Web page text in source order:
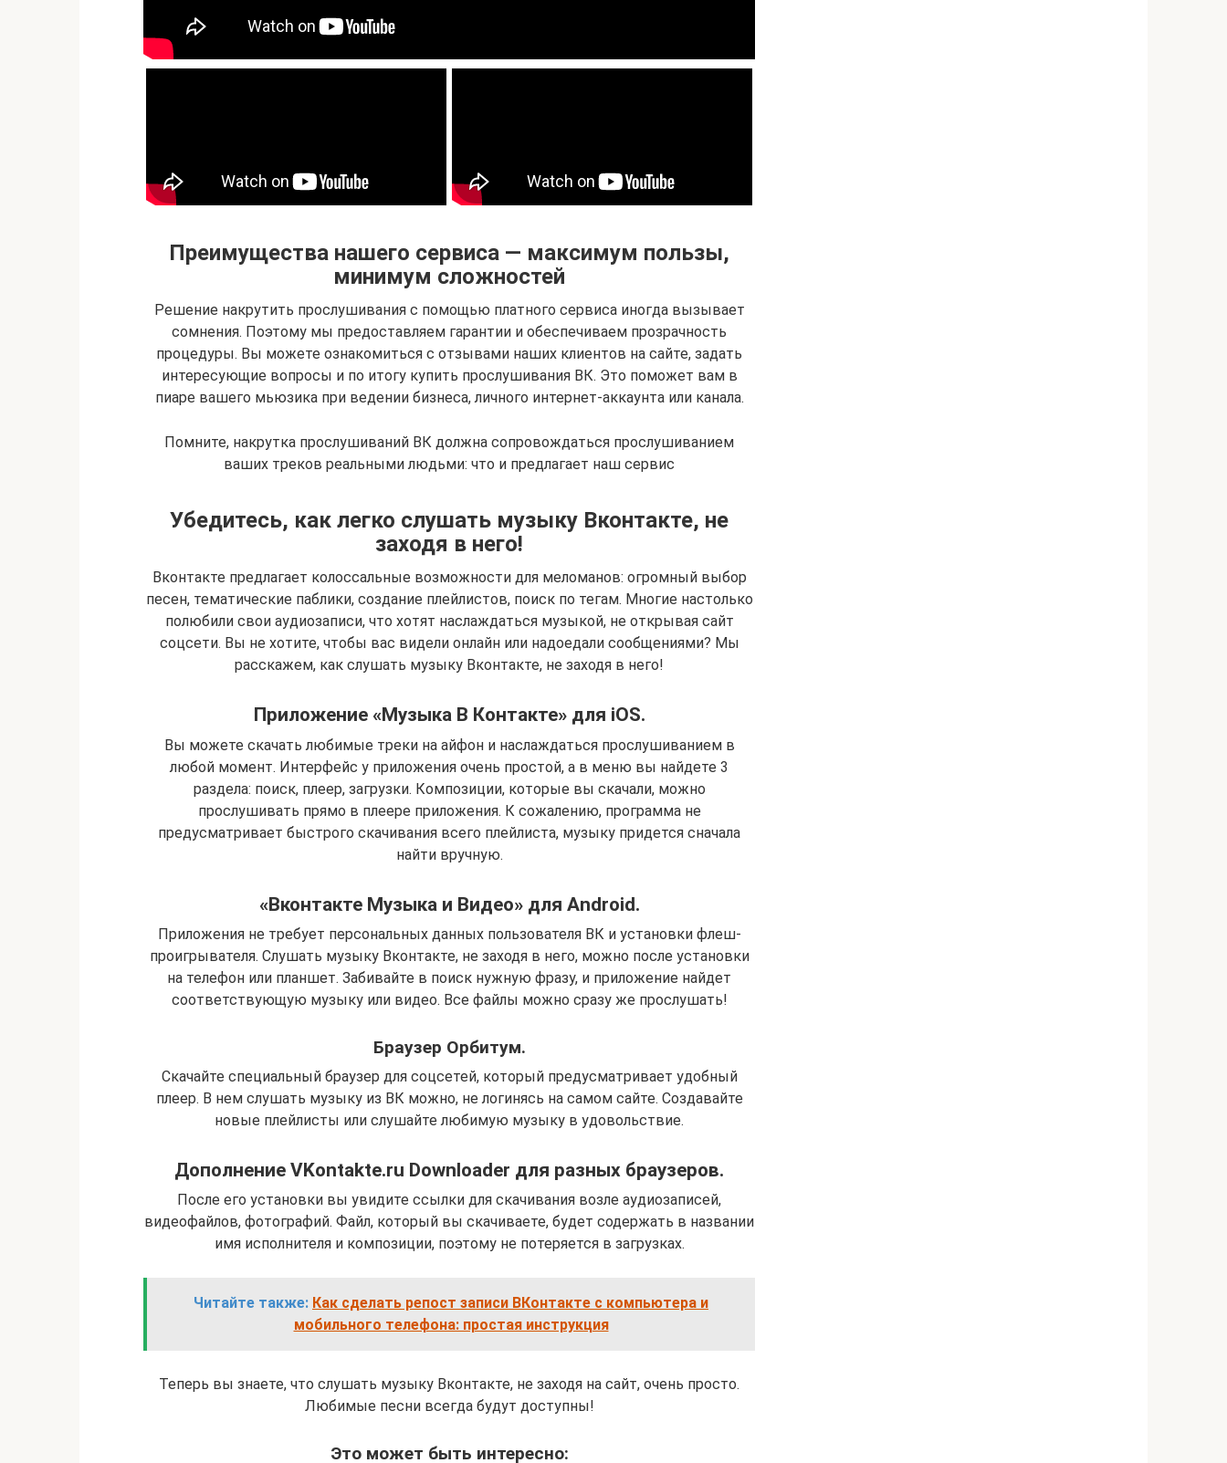
Преимущества нашего сервиса — максимум пользы,
минимум сложностей
Решение накрутить прослушивания с помощью платного сервиса иногда вызывает
сомнения. Поэтому мы предоставляем гарантии и обеспечиваем прозрачность
процедуры. Вы можете ознакомиться с отзывами наших клиентов на сайте, задать
интересующие вопросы и по итогу купить прослушивания ВК. Это поможет вам в
пиаре вашего мьюзика при ведении бизнеса, личного интернет-аккаунта или канала.
Помните, накрутка прослушиваний ВК должна сопровождаться прослушиванием
ваших треков реальными людьми: что и предлагает наш сервис
Убедитесь, как легко слушать музыку Вконтакте, не
заходя в него!
Вконтакте предлагает колоссальные возможности для меломанов: огромный выбор
песен, тематические паблики, создание плейлистов, поиск по тегам. Многие настолько
полюбили свои аудиозаписи, что хотят наслаждаться музыкой, не открывая сайт
соцсети. Вы не хотите, чтобы вас видели онлайн или надоедали сообщениями? Мы
расскажем, как слушать музыку Вконтакте, не заходя в него!
Приложение «Музыка В Контакте» для iOS.
Вы можете скачать любимые треки на айфон и наслаждаться прослушиванием в
любой момент. Интерфейс у приложения очень простой, а в меню вы найдете 3
раздела: поиск, плеер, загрузки. Композиции, которые вы скачали, можно
прослушивать прямо в плеере приложения. К сожалению, программа не
предусматривает быстрого скачивания всего плейлиста, музыку придется сначала
найти вручную.
«Вконтакте Музыка и Видео» для Android.
Приложения не требует персональных данных пользователя ВК и установки флеш-
проигрывателя. Слушать музыку Вконтакте, не заходя в него, можно после установки
на телефон или планшет. Забивайте в поиск нужную фразу, и приложение найдет
соответствующую музыку или видео. Все файлы можно сразу же прослушать!
Браузер Орбитум.
Скачайте специальный браузер для соцсетей, который предусматривает удобный
плеер. В нем слушать музыку из ВК можно, не логинясь на самом сайте. Создавайте
новые плейлисты или слушайте любимую музыку в удовольствие.
Дополнение VKontakte.ru Downloader для разных браузеров.
После его установки вы увидите ссылки для скачивания возле аудиозаписей,
видеофайлов, фотографий. Файл, который вы скачиваете, будет содержать в названии
имя исполнителя и композиции, поэтому не потеряется в загрузках.
Читайте также: Как сделать репост записи ВКонтакте с компьютера и
мобильного телефона: простая инструкция
Теперь вы знаете, что слушать музыку Вконтакте, не заходя на сайт, очень просто.
Любимые песни всегда будут доступны!
Это может быть интересно: